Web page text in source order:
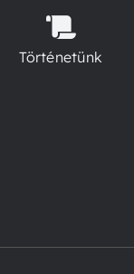
Történetünk